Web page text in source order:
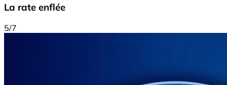
La rate enflée
5/7